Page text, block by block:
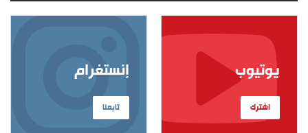
إنستغرام
تابعنا
يوتيوب
اشترك